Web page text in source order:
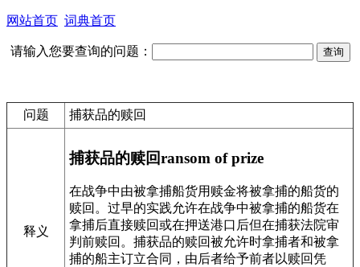
网站首页 词典首页
请输入您要查询的问题：
问题 捕获品的赎回
释义
捕获品的赎回ransom of prize
在战争中由被拿捕船货用赎金将被拿捕的船货的
赎回。过早的实践允许在战争中被拿捕的船货在
拿捕后直接赎回或在押送港口后但在捕获法院审
判前赎回。捕获品的赎回被允许时拿捕者和被拿
捕的船主订立合同，由后者给予前者以赎回凭